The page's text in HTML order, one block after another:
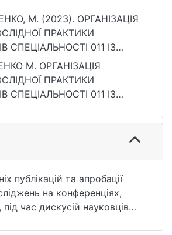
М. (2023). ОРГАНІЗАЦІЯ
ПРАКТИКИ
СПЕЦІАЛЬНОСТІ 011 ІЗ
ТЕХНОЛОГІЙ
НАВЧАННЯ. Вісник
університету
10.17721/2415-
М. ОРГАНІЗАЦІЯ
ПРАКТИКИ
СПЕЦІАЛЬНОСТІ 011 ІЗ
НАВЧАННЯ. Вісник
університету
Шевченка. Педагогіка. 2023.
(дата звернення:
публікацій та апробації
на конференціях,
час дискусій науковців